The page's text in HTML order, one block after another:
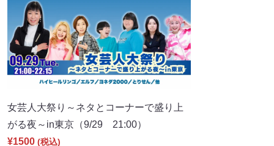
女芸人大祭り～ネタとコーナーで盛り上
がる夜～in東京（9/29 21:00）
¥1500 (税込)